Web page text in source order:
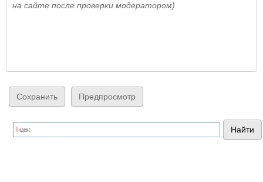
на сайте после проверки модератором)